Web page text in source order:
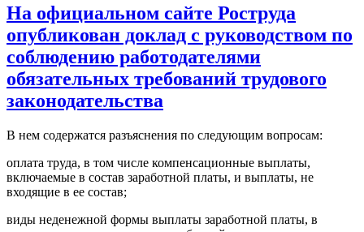
На официальном сайте Роструда
опубликован доклад с руководством по
соблюдению работодателями
обязательных требований трудового
законодательства
В нем содержатся разъяснения по следующим вопросам:
оплата труда, в том числе компенсационные выплаты,
включаемые в состав заработной платы, и выплаты, не
входящие в ее состав;
виды неденежной формы выплаты заработной платы, в